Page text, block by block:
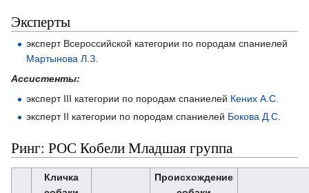
Эксперты
эксперт Всероссийской категории по породам спаниелей
Мартынова Л.З.
Ассистенты:
эксперт III категории по породам спаниелей Кених А.С.
эксперт II категории по породам спаниелей Бокова Д.С.
Ринг: РОС Кобели Младшая группа
Кличка
Происхождение